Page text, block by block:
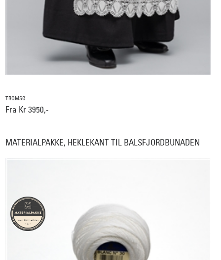
TROMSØ
Fra Kr 3950,-
MATERIALPAKKE, HEKLEKANT TIL BALSFJORDBUNADEN